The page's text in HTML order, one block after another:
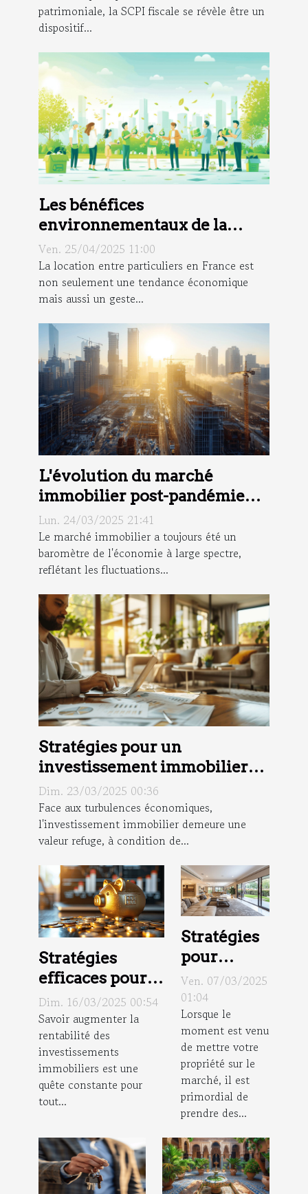
patrimoniale, la SCPI fiscale se révèle être un
dispositif...
Les bénéfices
environnementaux de la
location entre particuliers en
France
Ven. 25/04/2025 11:00
La location entre particuliers en France est
non seulement une tendance économique
mais aussi un geste...
L'évolution du marché
immobilier post-pandémie
opportunités et risques pour
les investisseurs
Lun. 24/03/2025 21:41
Le marché immobilier a toujours été un
baromètre de l'économie à large spectre,
reflétant les fluctuations...
Stratégies pour un
investissement immobilier
réussi en période de crise
Dim. 23/03/2025 00:36
Face aux turbulences économiques,
l'investissement immobilier demeure une
valeur refuge, à condition de...
Stratégies
efficaces pour
augmenter la
rentabilité de
vos
investissements
immobiliers
Dim. 16/03/2025 00:54
Savoir augmenter la
rentabilité des
investissements
immobiliers est une
quête constante pour
tout...
Stratégies
pour
augmenter
la valeur
de votre
bien avant
la vente
Ven. 07/03/2025
01:04
Lorsque le
moment est venu
de mettre votre
propriété sur le
marché, il est
primordial de
prendre des...